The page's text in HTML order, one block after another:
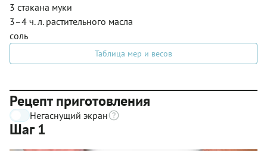
3 стакана муки
3–4 ч. л. растительного масла
соль
Таблица мер и весов
Рецепт приготовления
Негаснущий экран
Шаг 1